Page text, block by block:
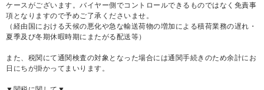
ケースがございます。バイヤー側でコントロールできるものではなく免責事
項となりますので予めご了承くださいませ。
（経由国における天候の悪化や急な輸送荷物の増加による積荷業務の遅れ・
夏季及び冬期休暇時期にまたがる配送等）
また、税関にて通関検査の対象となった場合には通関手続きのため余計にお
日にちが掛かってまいります。